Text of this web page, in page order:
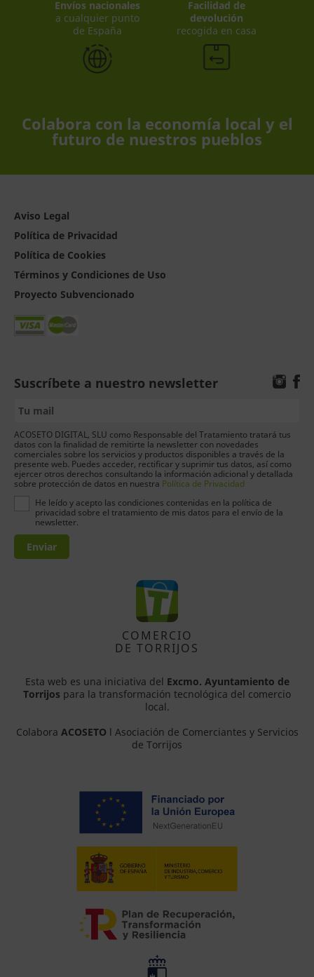
Envíos nacionales
a cualquier punto
de España
Facilidad de
devolución
recogida en casa
Colabora con la economía local y el
futuro de nuestros pueblos
Aviso Legal
Política de Privacidad
Política de Cookies
Términos y Condiciones de Uso
Proyecto Subvencionado
Suscríbete a nuestro newsletter
ACOSETO DIGITAL, SLU como Responsable del Tratamiento tratará tus
datos con la finalidad de remitirte la newsletter con novedades
comerciales sobre los servicios y productos disponibles a través de la
presente web. Puedes acceder, rectificar y suprimir tus datos, así como
ejercer otros derechos consultando la información adicional y detallada
sobre protección de datos en nuestra Política de Privacidad
He leído y acepto las condiciones contenidas en la política de
privacidad sobre el tratamiento de mis datos para el envío de la
newsletter.
Enviar
COMERCIO
DE TORRIJOS
Esta web es una iniciativa del Excmo. Ayuntamiento de
Torrijos para la transformación tecnológica del comercio
local.
Colabora ACOSETO l Asociación de Comerciantes y Servicios
de Torrijos